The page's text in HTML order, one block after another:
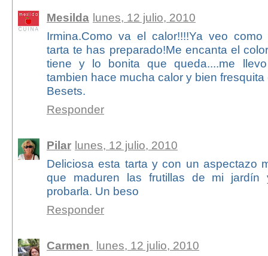
Mesilda lunes, 12 julio, 2010
Irmina.Como va el calor!!!!Ya veo como
tarta te has preparado!Me encanta el
tiene y lo bonita que queda....me
tambien hace mucha calor y bien
Besets.
Responder
Pilar lunes, 12 julio, 2010
Deliciosa esta tarta y con un aspectazo
que maduren las frutillas de mi
probarla. Un beso
Responder
Carmen lunes, 12 julio, 2010